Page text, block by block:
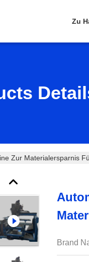
Zu
Zur Materialersparnis
Brand